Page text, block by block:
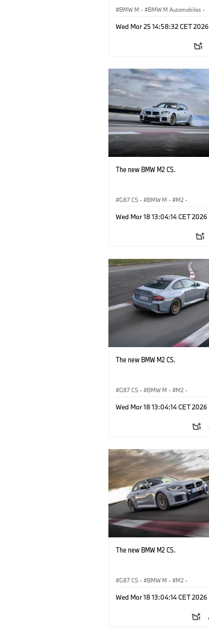
BMW M · BMW M Automobiles ·
Wed Mar 25 14:58:32 CET 2026
The new BMW M2 CS.
G87 CS · BMW M · M2 ·
Wed Mar 18 13:04:14 CET 2026
The new BMW M2 CS.
G87 CS · BMW M · M2 ·
Wed Mar 18 13:04:14 CET 2026
The new BMW M2 CS.
G87 CS · BMW M · M2 ·
Wed Mar 18 13:04:14 CET 2026